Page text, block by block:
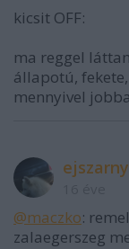
kicsit OFF:
ma reggel
állapotú,
mennyivel
ejszarny
@maczko:
zalaegerszeg